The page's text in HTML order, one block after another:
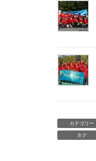
カテゴリー
タグ